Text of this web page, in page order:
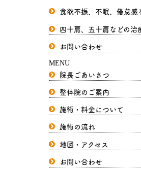
食欲不振、不眠、倦怠感
四十肩、五十肩などの治
お問い合わせ
MENU
院長ごあいさつ
整体院のご案内
施術・料金について
施術の流れ
地図・アクセス
お問い合わせ